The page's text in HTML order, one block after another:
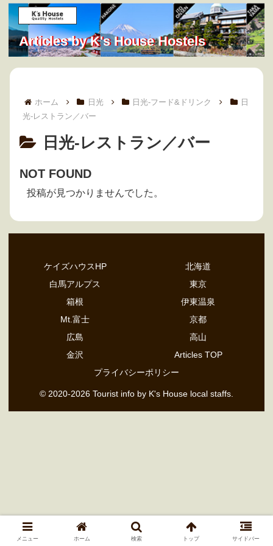
Articles by K's House Hostels
ホーム 日光 日光-フード&ドリンク
日
光-レストラン／バー
日光-レストラン／バー
NOT FOUND
投稿が見つかりませんでした。
ケイズハウスHP
北海道
白馬アルプス
東京
箱根
伊東温泉
Mt.富士
京都
広島
高山
金沢
Articles TOP
プライバシーポリシー
© 2020-2026 Tourist info by K's House local staffs.
メニュー ホーム 検索 トップ サイドバー